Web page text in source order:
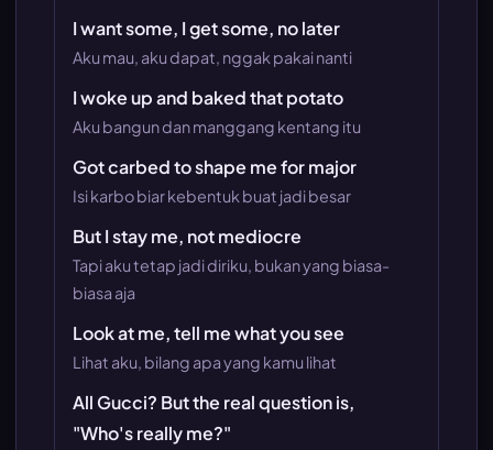
I want some, I get some, no later
Aku mau, aku dapat, nggak pakai nanti
I woke up and baked that potato
Aku bangun dan manggang kentang itu
Got carbed to shape me for major
Isi karbo biar kebentuk buat jadi besar
But I stay me, not mediocre
Tapi aku tetap jadi diriku, bukan yang biasa-
biasa aja
Look at me, tell me what you see
Lihat aku, bilang apa yang kamu lihat
All Gucci? But the real question is,
"Who's really me?"